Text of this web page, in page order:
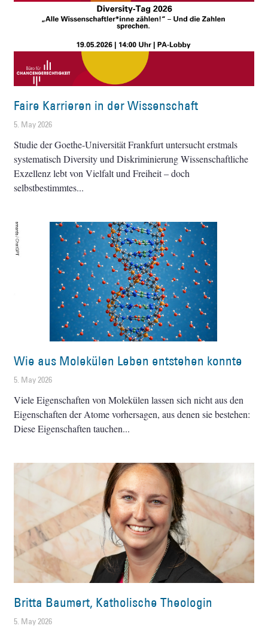
Faire Karrieren in der Wissenschaft
5. May 2026
Studie der Goethe-Universität Frankfurt untersucht erstmals
systematisch Diversity und Diskriminierung Wissenschaftliche
Exzellenz lebt von Vielfalt und Freiheit – doch
selbstbestimmtes
Wie aus Molekülen Leben entstehen konnte
5. May 2026
Viele Eigenschaften von Molekülen lassen sich nicht aus den
Eigenschaften der Atome vorhersagen, aus denen sie bestehen:
Diese Eigenschaften tauchen
Britta Baumert, Katholische Theologin
5. May 2026